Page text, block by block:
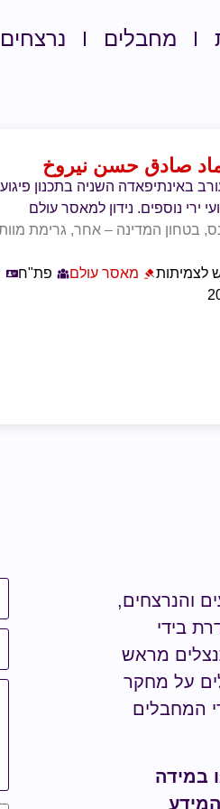
מחבלים נרצחים
صادق حسن نيروخ
באינתיפאדה השניה בתכנון
ירי נוספים. נידון למאסר עולם
בטחון המדינה – אחר, גרימת
לצמיתות מאסר עולם פת"ח
והנרצחים,
בידי
מראש
על מחקר
המחבלים
במידה